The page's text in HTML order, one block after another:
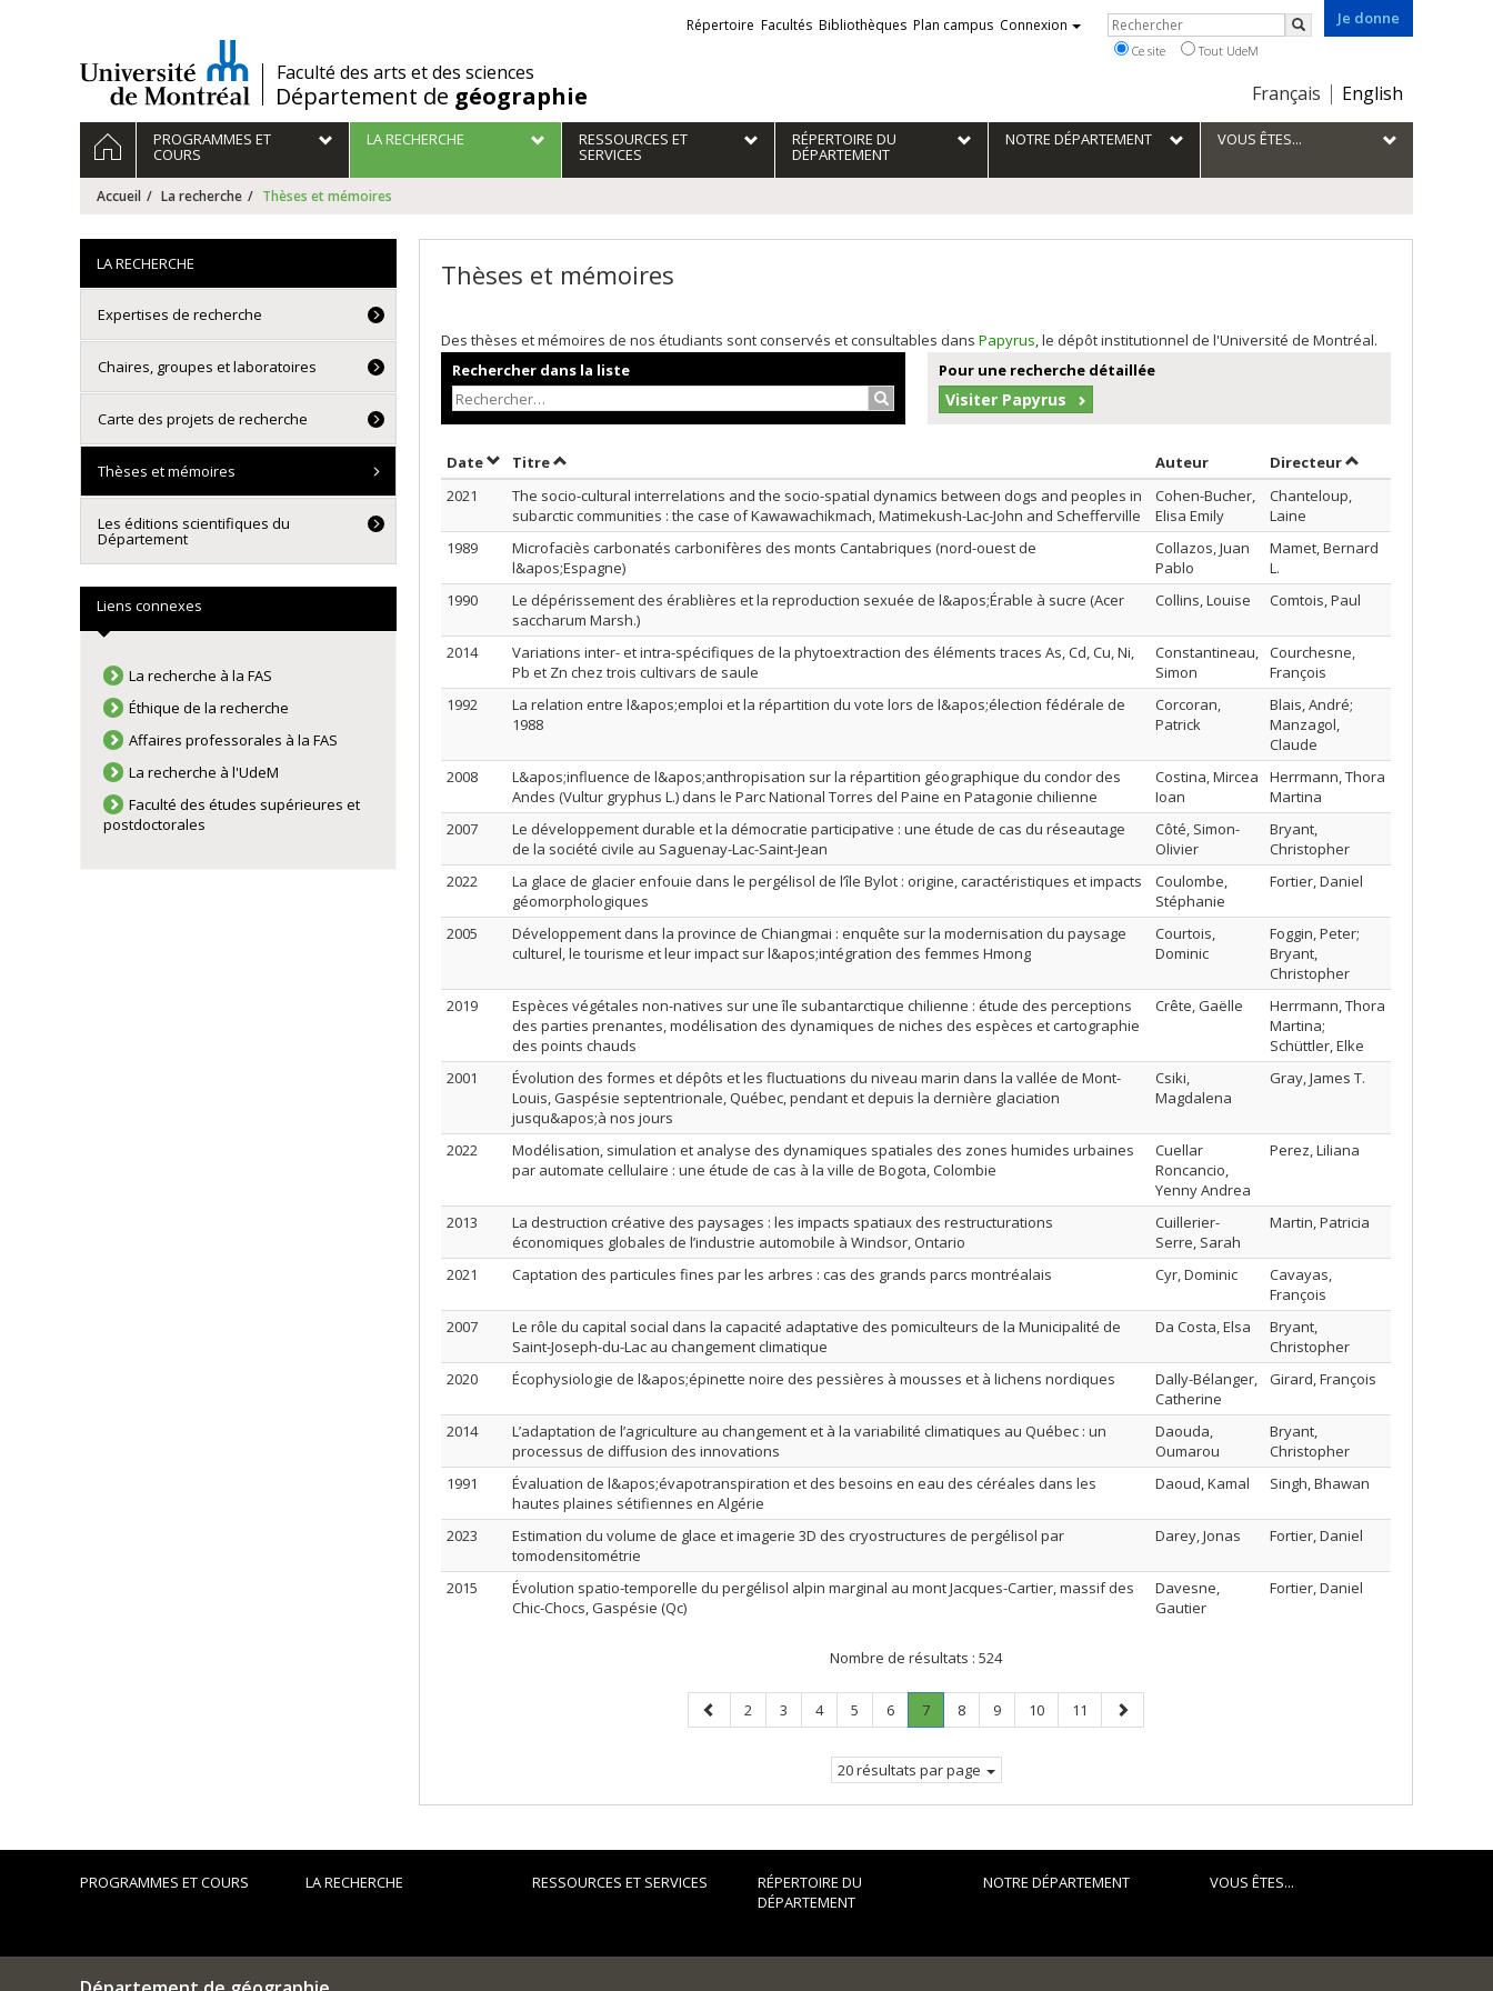
/Faculté des arts et des sciences
Département de géographie
Je donne
Choix
la
langue
Français English
Liens
externes
Répertoire Facultés Bibliothèques Plan campus Connexion Rechercher
Rechercher
Ce site Tout UdeM
Navigation
principale
ACCUEILPROGRAMMES ET
COURS
LA RECHERCHE RESSOURCES ET
SERVICES
RÉPERTOIRE DU
DÉPARTEMENT
NOTRE DÉPARTEMENT VOUS ÊTES...
Accueil La recherche Thèses et mémoires
Thèses et mémoires
Des thèses et mémoires de nos étudiants sont conservés et consultables dans Papyrus, le dépôt institutionnel de l'Université de Montréal.
Rechercher dans la liste
Rechercher…
Pour une recherche détaillée
Visiter Papyrus
DateTrier par date en ordre croissant
TitreTrier par titre en ordre croissant Auteur Trier par auteur en ordre croissant
Directeurpar contributeur
2021
The socio-cultural interrelations and the socio-spatial dynamics between dogs and peoples in
subarctic communities : the case of Kawawachikmach, Matimekush-Lac-John and Schefferville
Cohen-Bucher,
Elisa Emily
Chanteloup,
Laine
1989
Microfaciès carbonatés carbonifères des monts Cantabriques (nord-ouest de
l&apos;Espagne)
Collazos, Juan
Pablo
Mamet, Bernard
L.
1990
Le dépérissement des érablières et la reproduction sexuée de l&apos;Érable à sucre (Acer
saccharum Marsh.)
Collins, Louise Comtois, Paul
2014
Variations inter- et intra-spécifiques de la phytoextraction des éléments traces As, Cd, Cu, Ni,
Pb et Zn chez trois cultivars de saule
Constantineau,
Simon
Courchesne,
François
1992
La relation entre l&apos;emploi et la répartition du vote lors de l&apos;élection fédérale de
1988
Corcoran,
Patrick
Blais, André;
Manzagol,
Claude
2008
L&apos;influence de l&apos;anthropisation sur la répartition géographique du condor des
Andes (Vultur gryphus L.) dans le Parc National Torres del Paine en Patagonie chilienne
Costina, Mircea
Ioan
Herrmann, Thora
Martina
2007
Le développement durable et la démocratie participative : une étude de cas du réseautage
de la société civile au Saguenay-Lac-Saint-Jean
Côté, Simon-
Olivier
Bryant,
Christopher
2022
La glace de glacier enfouie dans le pergélisol de l’île Bylot : origine, caractéristiques et impacts
géomorphologiques
Coulombe,
Stéphanie
Fortier, Daniel
2005
Développement dans la province de Chiangmai : enquête sur la modernisation du paysage
culturel, le tourisme et leur impact sur l&apos;intégration des femmes Hmong
Courtois,
Dominic
Foggin, Peter;
Bryant,
Christopher
2019
Espèces végétales non-natives sur une île subantarctique chilienne : étude des perceptions
des parties prenantes, modélisation des dynamiques de niches des espèces et cartographie
des points chauds
Crête, Gaëlle
Herrmann, Thora
Martina;
Schüttler, Elke
2001
Évolution des formes et dépôts et les fluctuations du niveau marin dans la vallée de Mont-
Louis, Gaspésie septentrionale, Québec, pendant et depuis la dernière glaciation
jusqu&apos;à nos jours
Csiki,
Magdalena
Gray, James T.
2022
Modélisation, simulation et analyse des dynamiques spatiales des zones humides urbaines
par automate cellulaire : une étude de cas à la ville de Bogota, Colombie
Cuellar
Roncancio,
Yenny Andrea
Perez, Liliana
2013
La destruction créative des paysages : les impacts spatiaux des restructurations
économiques globales de l’industrie automobile à Windsor, Ontario
Cuillerier-
Serre, Sarah
Martin, Patricia
2021 Captation des particules fines par les arbres : cas des grands parcs montréalais Cyr, Dominic
Cavayas,
François
2007
Le rôle du capital social dans la capacité adaptative des pomiculteurs de la Municipalité de
Saint-Joseph-du-Lac au changement climatique
Da Costa, Elsa
Bryant,
Christopher
2020
Écophysiologie de l&apos;épinette noire des pessières à mousses et à lichens nordiques
Dally-Bélanger,
Catherine
Girard, François
2014
L’adaptation de l’agriculture au changement et à la variabilité climatiques au Québec : un
processus de diffusion des innovations
Daouda,
Oumarou
Bryant,
Christopher
1991
Évaluation de l&apos;évapotranspiration et des besoins en eau des céréales dans les
hautes plaines sétifiennes en Algérie
Daoud, Kamal Singh, Bhawan
2023
Estimation du volume de glace et imagerie 3D des cryostructures de pergélisol par
tomodensitométrie
Darey, Jonas Fortier, Daniel
2015
Évolution spatio-temporelle du pergélisol alpin marginal au mont Jacques-Cartier, massif des
Chic-Chocs, Gaspésie (Qc)
Davesne,
Gautier
Fortier, Daniel
Nombre de résultats : 524
Page
précédente
Page
2 Page
3 Page
4 Page
5 Page
6 Page
7.
Page
Page
8 Page
9 Page
10 Page
11
Page
suivante
20 résultats par page
LA RECHERCHE
Expertises de recherche
Chaires, groupes et laboratoires
Carte des projets de recherche
Thèses et mémoires
Les éditions scientifiques du
Département
Liens connexes
La recherche à la FAS
Éthique de la recherche
Affaires professorales à la FAS
La recherche à l'UdeM
Faculté des études supérieures et
postdoctorales
PROGRAMMES ET COURS LA RECHERCHE RESSOURCES ET SERVICES
RÉPERTOIRE DU
DÉPARTEMENT
NOTRE DÉPARTEMENT VOUS ÊTES...